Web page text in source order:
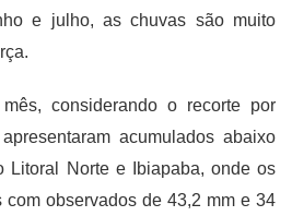
e julho, as chuvas são muito
considerando o recorte por
acumulados abaixo
Litoral Norte e Ibiapaba, onde os
com observados de 43,2 mm e 34